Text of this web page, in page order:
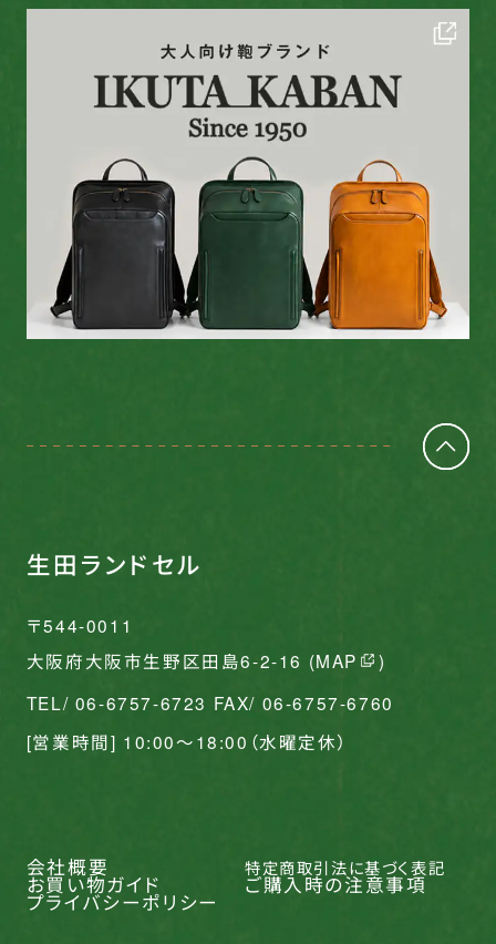
生田ランドセル
〒544-0011
大阪府大阪市生野区田島6-2-16 (MAP
)
TEL/ 06-6757-6723 FAX/ 06-6757-6760
[営業時間] 10:00〜18:00（水曜定休）
会社概要 特定商取引法に基づく表記
お買い物ガイド ご購入時の注意事項
プライバシーポリシー